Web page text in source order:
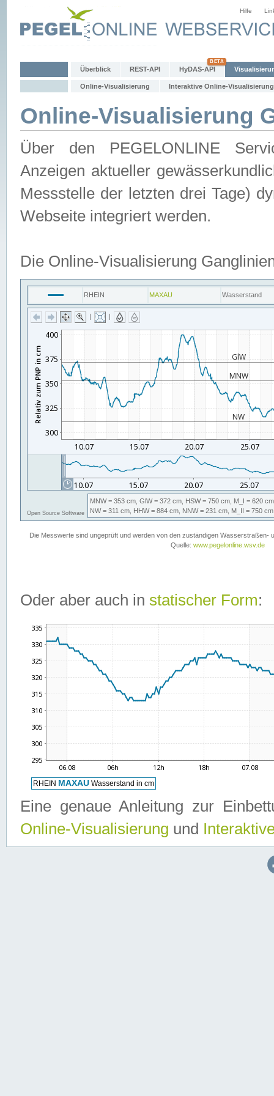
Hilfe
Überblick REST-API HyDAS-API
Online-Visualisierung Interaktive Online-Visualisierung
Online-Visualisierung
Über den PEGELONLINE
Anzeigen aktueller
Messstelle der letzten drei Tage)
Webseite integriert werden.
Die Online-Visualisierung
Oder aber auch in statischer Form:
Eine genaue Anleitung zur
Online-Visualisierung und